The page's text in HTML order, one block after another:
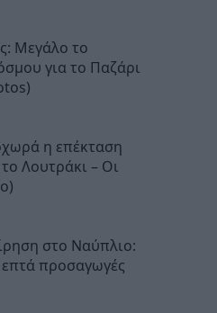
Μεγάλο το
για το Παζάρι
η επέκταση
Λουτράκι – Οι
στο Ναύπλιο:
επτά προσαγωγές